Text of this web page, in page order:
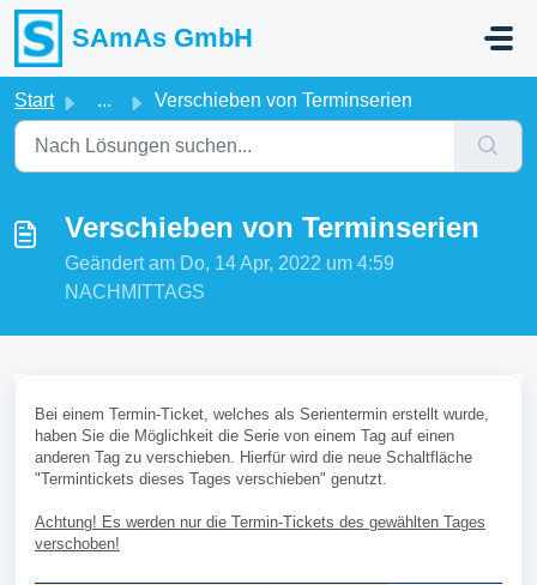
Zum hauptsächlichen Inhalt gehen
SAmAs GmbH
Start ... Verschieben von Terminserien
Verschieben von Terminserien
Geändert am Do, 14 Apr, 2022 um 4:59
NACHMITTAGS
Bei einem Termin-Ticket, welches als Serientermin erstellt wurde,
haben Sie die Möglichkeit die Serie von einem Tag auf einen
anderen Tag zu verschieben. Hierfür wird die neue Schaltfläche
"Termintickets dieses Tages verschieben" genutzt.
Achtung! Es werden nur die Termin-Tickets des gewählten Tages
verschoben!